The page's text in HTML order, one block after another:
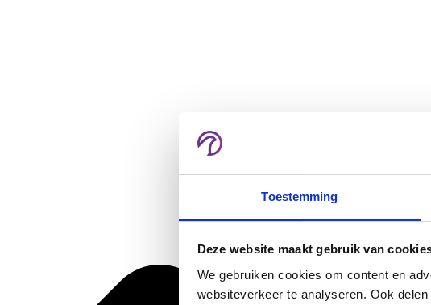
Toestemming
Deze website maakt gebruik van
We gebruiken cookies om content en
websiteverkeer te analyseren. Ook